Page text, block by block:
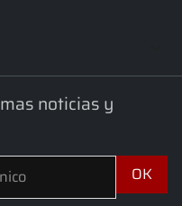
noticias y